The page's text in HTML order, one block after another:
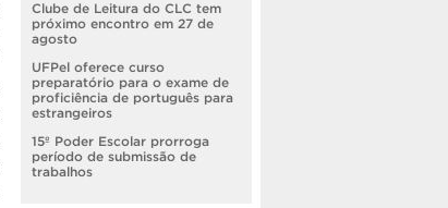
Clube de Leitura do CLC tem
próximo encontro em 27 de
agosto
UFPel oferece curso
preparatório para o exame de
proficiência de português para
estrangeiros
15º Poder Escolar prorroga
período de submissão de
trabalhos